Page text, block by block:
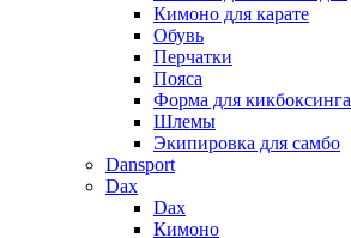
Кимоно для карате
Обувь
Перчатки
Пояса
Форма для кикбоксинга
Шлемы
Экипировка для самбо
Dansport
Dax
Dax
Кимоно